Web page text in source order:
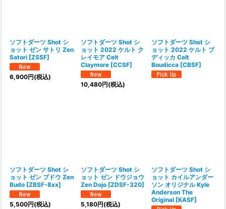
ソフトダーツ Shot シ
ョット ゼン サトリ Zen
Satori [ZSSF]
6,900円(税込)
ソフトダーツ Shot シ
ョット 2022 ケルト ク
レイモア Celt
Claymore [CCSF]
10,480円(税込)
ソフトダーツ Shot シ
ョット 2022 ケルト ブ
ディッカ Celt
Boudicca [CBSF]
ソフトダーツ Shot シ
ョット ゼン ブドウ Zen
Budo [ZBSF-8xx]
5,500円(税込)
ソフトダーツ Shot シ
ョット ゼン ドウジョウ
Zen Dojo [ZDSF-320]
5,180円(税込)
ソフトダーツ Shot シ
ョット カイルアンダー
ソン オリジナル Kyle
Anderson The
Original [KASF]